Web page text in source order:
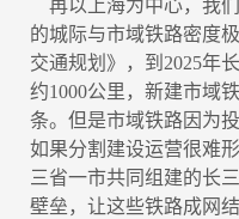
再以上海为中心，我
的城际与市域铁路密度
交通规划》，到2025年
约1000公里，新建市域
条。但是市域铁路因为
如果分割建设运营很难
三省一市共同组建的长
壁垒，让这些铁路成网